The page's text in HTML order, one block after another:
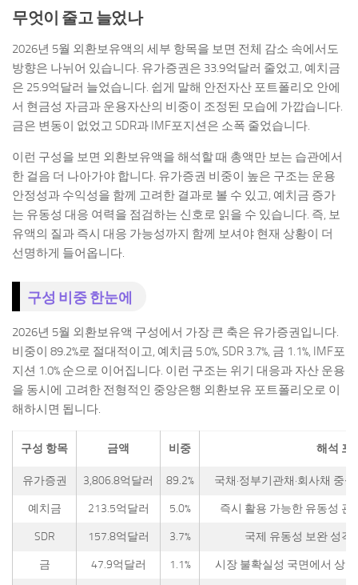
무엇이 줄고 늘었나
2026년 5월 외환보유액의 세부 항목을 보면 전체 감소 속에서도
방향은 나뉘어 있습니다. 유가증권은 33.9억달러 줄었고, 예치금
은 25.9억달러 늘었습니다. 쉽게 말해 안전자산 포트폴리오 안에
서 현금성 자금과 운용자산의 비중이 조정된 모습에 가깝습니다.
금은 변동이 없었고 SDR과 IMF포지션은 소폭 줄었습니다.
이런 구성을 보면 외환보유액을 해석할 때 총액만 보는 습관에서
한 걸음 더 나아가야 합니다. 유가증권 비중이 높은 구조는 운용
안정성과 수익성을 함께 고려한 결과로 볼 수 있고, 예치금 증가
는 유동성 대응 여력을 점검하는 신호로 읽을 수 있습니다. 즉, 보
유액의 질과 즉시 대응 가능성까지 함께 보셔야 현재 상황이 더
선명하게 들어옵니다.
구성 비중 한눈에
2026년 5월 외환보유액 구성에서 가장 큰 축은 유가증권입니다.
비중이 89.2%로 절대적이고, 예치금 5.0%, SDR 3.7%, 금 1.1%, IMF포
지션 1.0% 순으로 이어집니다. 이런 구조는 위기 대응과 자산 운용
을 동시에 고려한 전형적인 중앙은행 외환보유 포트폴리오로 이
해하시면 됩니다.
구성 항목 금액 비중 해석 포
유가증권 3,806.8억달러 89.2% 국채·정부기관채·회사채 중
예치금 213.5억달러 5.0% 즉시 활용 가능한 유동성 관
SDR 157.8억달러 3.7% 국제 유동성 보완 성격
금 47.9억달러 1.1% 시장 불확실성 국면에서 상